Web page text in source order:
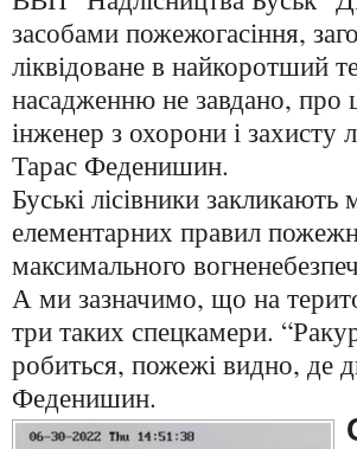
засобами пожежогасіння,
ліквідоване в найкоротший
насадженню не завдано, про
інженер з охорони і
Тарас Феденишин.
Буські лісівники
елементарних правил
максимального
А ми зазначимо, що на
три таких спецкамери.
робиться, пожежі видно, де
Феденишин.